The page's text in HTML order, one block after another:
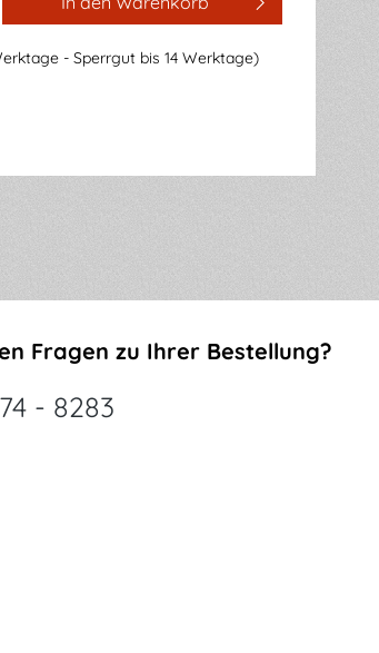
- Sperrgut bis 14 Werktage)
Fragen zu Ihrer Bestellung?
- 8283